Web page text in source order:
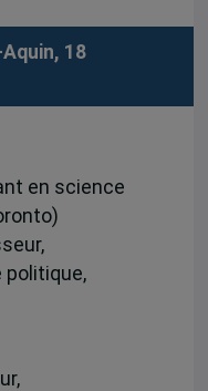
18
en science
politique,